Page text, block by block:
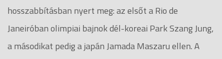
hosszabbításban nyert meg: az elsőt a Rio de
Janeiróban olimpiai bajnok dél-koreai Park Szang Jung,
a másodikat pedig a japán Jamada Maszaru ellen. A